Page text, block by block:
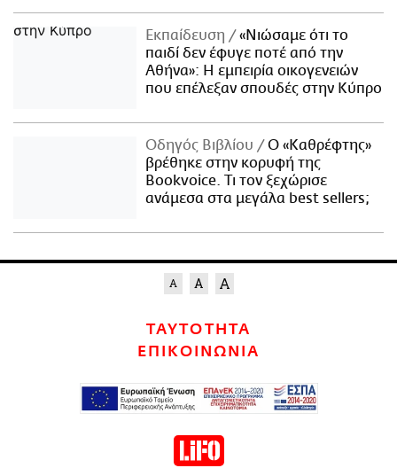
Εκπαίδευση
«Νιώσαμε ότι το
παιδί δεν έφυγε ποτέ από την
Αθήνα»: Η εμπειρία οικογενειών
που επέλεξαν σπουδές στην Κύπρο
Οδηγός Βιβλίου
Ο «Καθρέφτης»
βρέθηκε στην κορυφή της
Bookvoice. Τι τον ξεχώρισε
ανάμεσα στα μεγάλα best sellers;
ΤΑΥΤΟΤΗΤΑ
ΕΠΙΚΟΙΝΩΝΙΑ